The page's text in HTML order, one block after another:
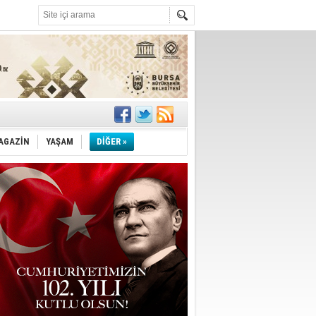
YAŞAM DİĞER »